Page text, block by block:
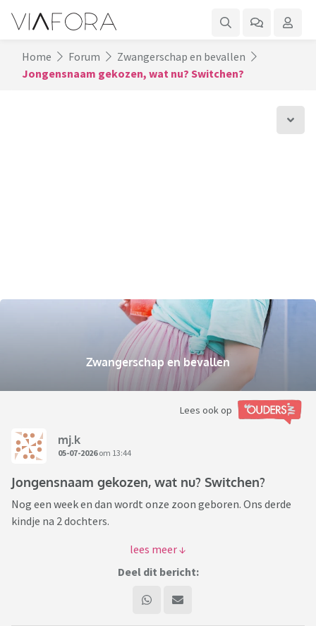
Home Forum
Zwangerschap en bevallen
Jongensnaam gekozen, wat nu? Switchen?
Zwangerschap en bevallen
Lees ook op
mj.k
05-07-2026om 13:44
Jongensnaam gekozen, wat nu? Switchen?
Nog een week en dan wordt onze zoon geboren. Ons derde
kindje na 2 dochters.
We hebben een naam (Sev), ook al wat spulletjes, denkend
aan speenkoord en dekentje e.d., met de naam er op. Nu is
Deel dit bericht: